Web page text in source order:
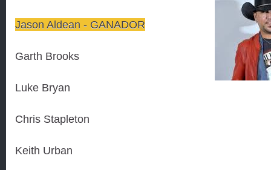
Jason Aldean - GANADOR
Garth Brooks
Luke Bryan
Chris Stapleton
Keith Urban